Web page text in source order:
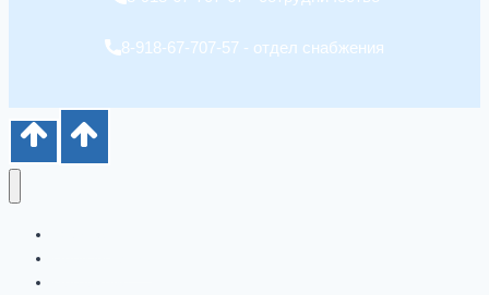
8-918-67-707-57 - отдел снабжения